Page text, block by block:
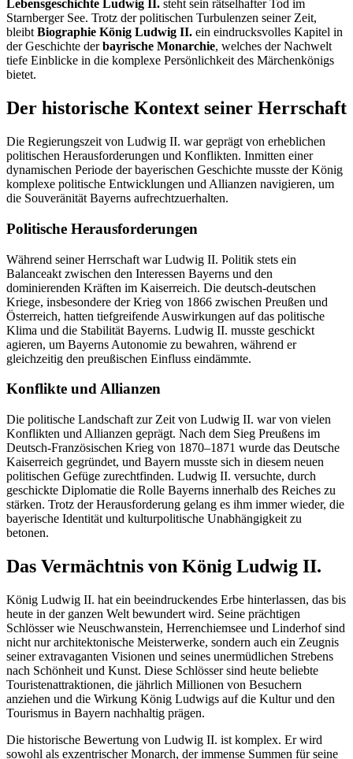
Lebensgeschichte Ludwig II. steht sein rätselhafter Tod im
Starnberger See. Trotz der politischen Turbulenzen seiner Zeit,
bleibt Biographie König Ludwig II. ein eindrucksvolles Kapitel in
der Geschichte derbayrische Monarchie, welches der Nachwelt
tiefe Einblicke in die komplexe Persönlichkeit des Märchenkönigs
bietet.
Der historische Kontext seiner Herrschaft
Die Regierungszeit von Ludwig II. war geprägt von erheblichen
politischen Herausforderungen und Konflikten. Inmitten einer
dynamischen Periode der bayerischen Geschichte musste der König
komplexe politische Entwicklungen und Allianzen navigieren, um
die Souveränität Bayerns aufrechtzuerhalten.
Politische Herausforderungen
Während seiner Herrschaft war Ludwig II. Politik stets ein
Balanceakt zwischen den Interessen Bayerns und den
dominierenden Kräften im Kaiserreich. Die deutsch-deutschen
Kriege, insbesondere der Krieg von 1866 zwischen Preußen und
Österreich, hatten tiefgreifende Auswirkungen auf das politische
Klima und die Stabilität Bayerns. Ludwig II. musste geschickt
agieren, um Bayerns Autonomie zu bewahren, während er
gleichzeitig den preußischen Einfluss eindämmte.
Konflikte und Allianzen
Die politische Landschaft zur Zeit von Ludwig II. war von vielen
Konflikten und Allianzen geprägt. Nach dem Sieg Preußens im
Deutsch-Französischen Krieg von 1870–1871 wurde das Deutsche
Kaiserreich gegründet, und Bayern musste sich in diesem neuen
politischen Gefüge zurechtfinden. Ludwig II. versuchte, durch
geschickte Diplomatie die Rolle Bayerns innerhalb des Reiches zu
stärken. Trotz der Herausforderung gelang es ihm immer wieder, die
bayerische Identität und kulturpolitische Unabhängigkeit zu
betonen.
Das Vermächtnis von König Ludwig II.
König Ludwig II. hat ein beeindruckendes Erbe hinterlassen, das bis
heute in der ganzen Welt bewundert wird. Seine prächtigen
Schlösser wie Neuschwanstein, Herrenchiemsee und Linderhof sind
nicht nur architektonische Meisterwerke, sondern auch ein Zeugnis
seiner extravaganten Visionen und seines unermüdlichen Strebens
nach Schönheit und Kunst. Diese Schlösser sind heute beliebte
Touristenattraktionen, die jährlich Millionen von Besuchern
anziehen und die Wirkung König Ludwigs auf die Kultur und den
Tourismus in Bayern nachhaltig prägen.
Die historische Bewertung von Ludwig II. ist komplex. Er wird
sowohl als exzentrischer Monarch, der immense Summen für seine